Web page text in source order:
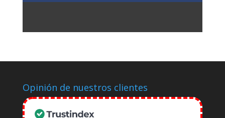
Opinión de nuestros clientes